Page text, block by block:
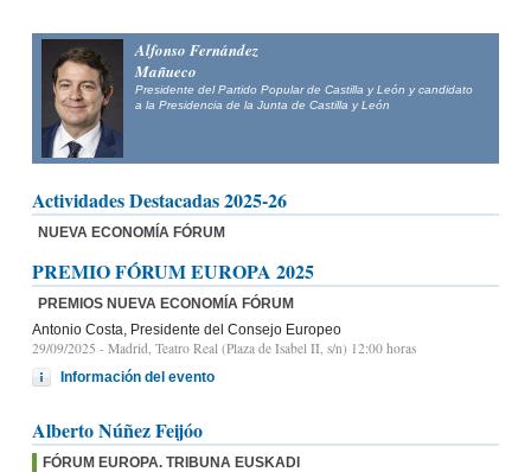
Alfonso Fernández
Mañueco
Presidente del Partido Popular de Castilla y León y candidato
a la Presidencia de la Junta de Castilla y León
Actividades Destacadas 2025-26
NUEVA ECONOMÍA FÓRUM
PREMIO FÓRUM EUROPA 2025
PREMIOS NUEVA ECONOMÍA FÓRUM
Antonio Costa, Presidente del Consejo Europeo
29/09/2025 - Madrid, Teatro Real (Plaza de Isabel II, s/n) 12:00 horas
Información del evento
Alberto Núñez Feijóo
FÓRUM EUROPA. TRIBUNA EUSKADI